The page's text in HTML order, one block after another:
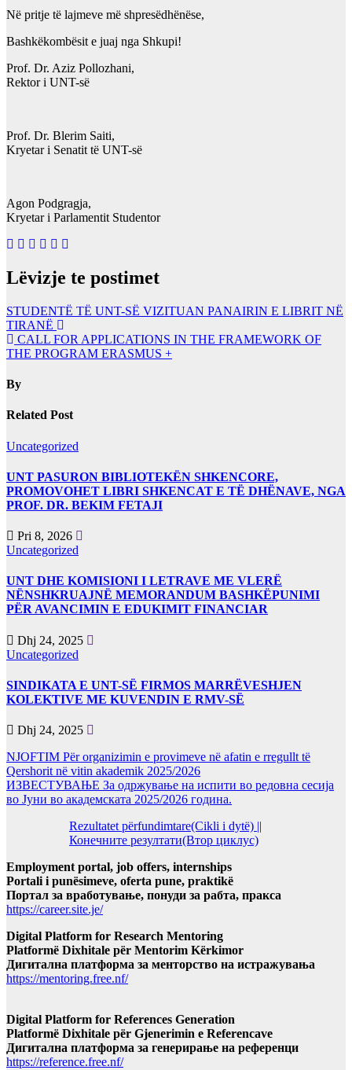
Në pritje të lajmeve më shpresëdhënëse,
Bashkëkombësit e juaj nga Shkupi!
Prof. Dr. Aziz Pollozhani,
Rektor i UNT-së
Prof. Dr. Blerim Saiti,
Kryetar i Senatit të UNT-së
Agon Podgragja,
Kryetar i Parlamentit Studentor
Lëvizje te postimet
STUDENTË TË UNT-SË VIZITUAN PANAIRIN E LIBRIT NË
TIRANË
CALL FOR APPLICATIONS IN THE FRAMEWORK OF
THE PROGRAM ERASMUS +
By
Related Post
Uncategorized
UNT PASURON BIBLIOTEKËN SHKENCORE,
PROMOVOHET LIBRI SHKENCAT E TË DHËNAVE, NGA
PROF. DR. BEKIM FETAJI
Pri 8, 2026
Uncategorized
UNT DHE KOMISIONI I LETRAVE ME VLERË
NËNSHKRUAJNË MEMORANDUM BASHKËPUNIMI
PËR AVANCIMIN E EDUKIMIT FINANCIAR
Dhj 24, 2025
Uncategorized
SINDIKATA E UNT-SË FIRMOS MARRËVESHJEN
KOLEKTIVE ME KUVENDIN E RMV-SË
Dhj 24, 2025
NJOFTIM Për organizimin e provimeve në afatin e rregullt të
Qershorit në vitin akademik 2025/2026
ИЗВЕСТУВАЊЕ За одржување на испити во редовна сесија
во Јуни во академската 2025/2026 година.
Rezultatet përfundimtare(Cikli i dytë) ||
Конечните резултати(Втор циклус)
Employment portal, job offers, internships
Portali i punësimeve, oferta pune, praktikë
Портал за вработување, понуди за рабта, пракса
https://career.site.je/
Digital Platform for Research Mentoring
Platformë Dixhitale për Mentorim Kërkimor
Дигитална платформа за менторство на истражувања
https://mentoring.free.nf/
Digital Platform for References Generation
Platformë Dixhitale për Gjenerimin e Referencave
Дигитална платформа за генерирање на референци
https://reference.free.nf/